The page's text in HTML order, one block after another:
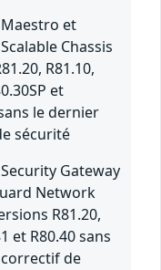
et
Chassis
R81.10,
et
le dernier
sécurité
Gateway
Network
R81.20,
et R80.40 sans
de